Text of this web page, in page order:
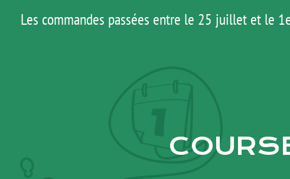
Les commandes passées entre le 25 juillet et le